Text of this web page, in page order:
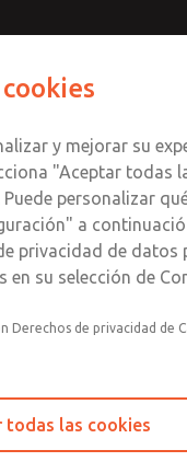
y mejorar su
"Aceptar todas
personalizar
a
privacidad de datos
en su selección de
Derechos de privacidad de
todas las cookies